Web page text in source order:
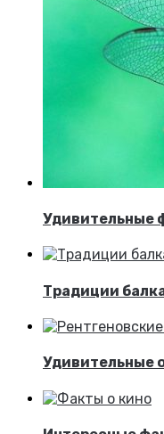
Удивительные
Традиции
Удивительные